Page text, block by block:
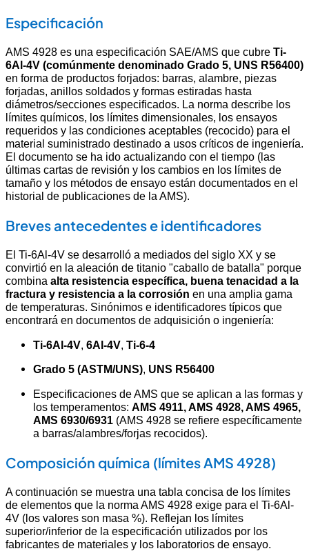
Especificación
AMS 4928 es una especificación SAE/AMS que cubre Ti-
6Al-4V (comúnmente denominado Grado 5, UNS R56400)
en forma de productos forjados: barras, alambre, piezas
forjadas, anillos soldados y formas estiradas hasta
diámetros/secciones especificados. La norma describe los
límites químicos, los límites dimensionales, los ensayos
requeridos y las condiciones aceptables (recocido) para el
material suministrado destinado a usos críticos de ingeniería.
El documento se ha ido actualizando con el tiempo (las
últimas cartas de revisión y los cambios en los límites de
tamaño y los métodos de ensayo están documentados en el
historial de publicaciones de la AMS).
Breves antecedentes e identificadores
El Ti-6Al-4V se desarrolló a mediados del siglo XX y se
convirtió en la aleación de titanio "caballo de batalla" porque
combina alta resistencia específica, buena tenacidad a la
fractura y resistencia a la corrosión en una amplia gama
de temperaturas. Sinónimos e identificadores típicos que
encontrará en documentos de adquisición o ingeniería:
Ti-6Al-4V, 6Al-4V, Ti-6-4
Grado 5 (ASTM/UNS), UNS R56400
Especificaciones de AMS que se aplican a las formas y
los temperamentos: AMS 4911, AMS 4928, AMS 4965,
AMS 6930/6931 (AMS 4928 se refiere específicamente
a barras/alambres/forjas recocidos).
Composición química (límites AMS 4928)
A continuación se muestra una tabla concisa de los límites
de elementos que la norma AMS 4928 exige para el Ti-6Al-
4V (los valores son masa %). Reflejan los límites
superior/inferior de la especificación utilizados por los
fabricantes de materiales y los laboratorios de ensayo.